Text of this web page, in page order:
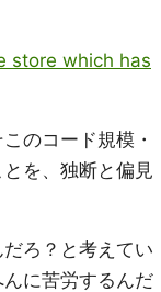
store which has
のコード規模・
を、独断と偏見
ろ？と考えてい
に苦労するんだ